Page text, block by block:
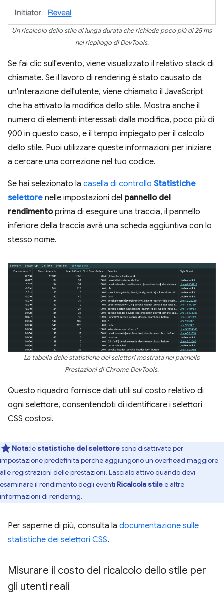
Un ricalcolo dello stile di lunga durata che richiede poco più di 25 ms
nel riepilogo di DevTools.
Se fai clic sull'evento, viene visualizzato il relativo stack di
chiamate. Se il lavoro di rendering è stato causato da
un'interazione dell'utente, viene chiamato il JavaScript
che ha attivato la modifica dello stile. Mostra anche il
numero di elementi interessati dalla modifica, poco più di
900 in questo caso, e il tempo impiegato per il calcolo
dello stile. Puoi utilizzare queste informazioni per iniziare
a cercare una correzione nel tuo codice.
Se hai selezionato la casella di controllo Statistiche
selettore nelle impostazioni del pannello del
rendimentoprima di eseguire una traccia, il pannello
inferiore della traccia avrà una scheda aggiuntiva con lo
stesso nome.
La tabella delle statistiche dei selettori mostrata nel pannello
Prestazioni di Chrome DevTools.
Questo riquadro fornisce dati utili sul costo relativo di
ogni selettore, consentendoti di identificare i selettori
CSS costosi.
Nota:le statistiche del selettoresono disattivate per
impostazione predefinita perché aggiungono un overhead maggiore
alle registrazioni delle prestazioni. Lascialo attivo quando devi
esaminare il rendimento degli eventi Ricalcola stilee altre
informazioni di rendering.
Per saperne di più, consulta la documentazione sulle
statistiche dei selettori CSS.
Misurare il costo del ricalcolo dello stile per
gli utenti reali